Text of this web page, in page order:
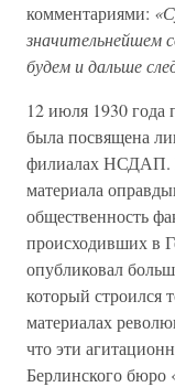
комментариями:
значительнейшем
будем и дальше
12 июля 1930 года
была посвящена
филиалах НСДАП.
материала
общественность
происходивших в
опубликовал
который строился
материалах
что эти
Берлинского бюро